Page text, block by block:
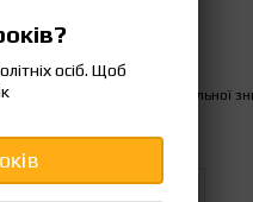
відображення накопичувальної
Жвачка Гуава
осіб. Щоб